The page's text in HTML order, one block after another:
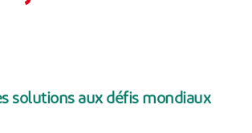
solutions aux défis mondiaux